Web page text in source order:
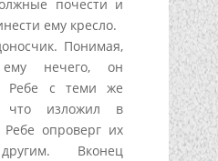
почести и
ему кресло.
Понимая,
нечего, он
Ребе с теми же
что изложил в
опроверг их
Вконец